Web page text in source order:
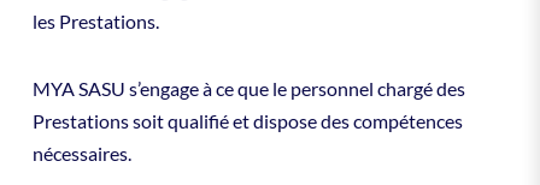
les Prestations.
MYA SASU s’engage à ce que le personnel chargé des
Prestations soit qualifié et dispose des compétences
nécessaires.